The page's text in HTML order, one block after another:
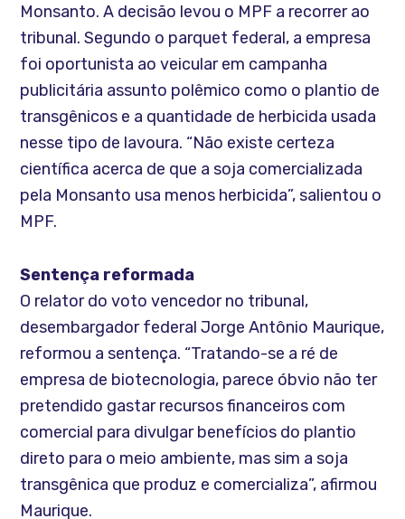
Monsanto. A decisão levou o MPF a recorrer ao
tribunal. Segundo o parquet federal, a empresa
foi oportunista ao veicular em campanha
publicitária assunto polêmico como o plantio de
transgênicos e a quantidade de herbicida usada
nesse tipo de lavoura. “Não existe certeza
científica acerca de que a soja comercializada
pela Monsanto usa menos herbicida”, salientou o
MPF.
Sentença reformada
O relator do voto vencedor no tribunal,
desembargador federal Jorge Antônio Maurique,
reformou a sentença. “Tratando-se a ré de
empresa de biotecnologia, parece óbvio não ter
pretendido gastar recursos financeiros com
comercial para divulgar benefícios do plantio
direto para o meio ambiente, mas sim a soja
transgênica que produz e comercializa”, afirmou
Maurique.